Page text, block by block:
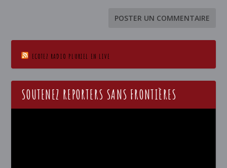
ECOTEZ RADIO PLURIEL EN LIVE
SOUTENEZ REPORTERS SANS FRONTIÈRES